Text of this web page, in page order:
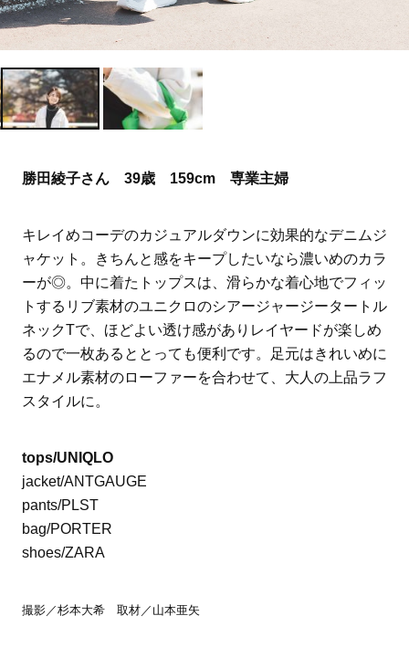
勝田綾子さん 39歳 159cm 専業主婦
キレイめコーデのカジュアルダウンに効果的なデニムジ
ャケット。きちんと感をキープしたいなら濃いめのカラ
ーが◎。中に着たトップスは、滑らかな着心地でフィッ
トするリブ素材のユニクロのシアージャージータートル
ネックTで、ほどよい透け感がありレイヤードが楽しめ
るので一枚あるととっても便利です。足元はきれいめに
エナメル素材のローファーを合わせて、大人の上品ラフ
スタイルに。
tops/UNIQLO
jacket/ANTGAUGE
pants/PLST
bag/PORTER
shoes/ZARA
撮影／杉本大希 取材／山本亜矢